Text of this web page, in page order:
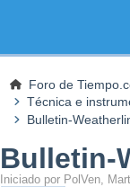
Foro de
Técnica e
Bulletin-
Bulletin-
Iniciado por PolVen,